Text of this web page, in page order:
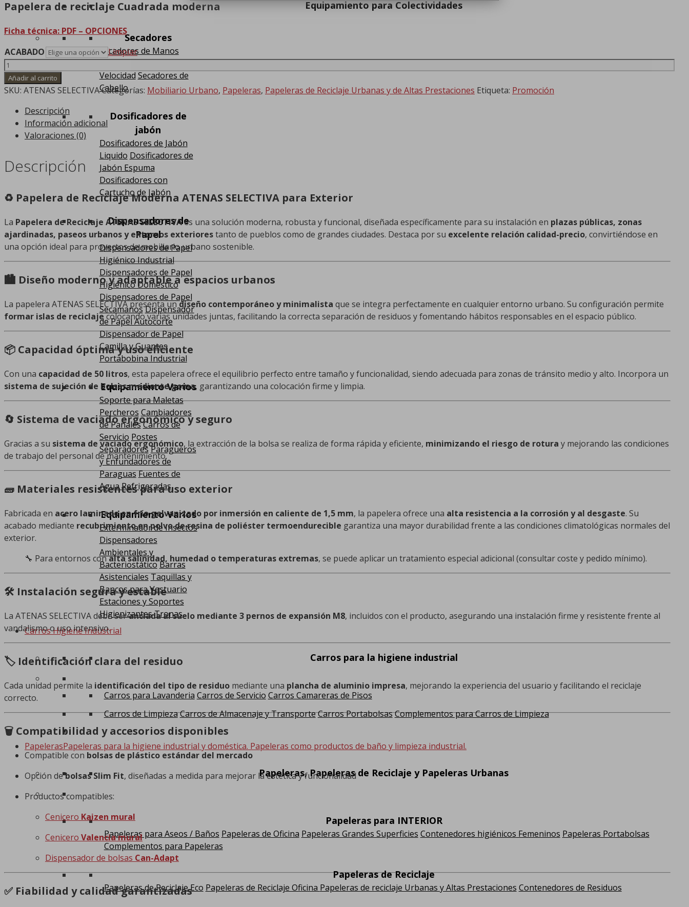
Equipamiento para Colectividades
Secadores
Secadores de Manos
Secadores de Manos Alta
Velocidad Secadores de
Cabello
Dosificadores de
jabón
Dosificadores de Jabón
Liquido Dosificadores de
Jabón Espuma
Dosificadores con
Cartucho de Jabón
Dispensadores de
Papel
Dispensadores de Papel
Higiénico Industrial
Dispensadores de Papel
Higiénico Doméstico
Dispensadores de Papel
Secamanos Dispensador
de Papel Autocorte
Dispensador de Papel
Camilla y Guantes
Portabobina Industrial
Equipamiento Varios
Soporte para Maletas
Percheros Cambiadores
de PañalesCarros de
Servicio Postes
Separadores Paragüeros
y Enfundadores de
ParaguasFuentes de
Agua Refrigeradas
Equipamiento Varios
Exterminador de Insectos
Dispensadores
Ambientales y
BacteriostáticoBarras
AsistencialesTaquillas y
Bancos para Vestuario
Estaciones y Soportes
HigienizantesTronas
Carros Higiene Industrial
Carros para la higiene industrial
Carros para Lavanderia Carros de Servicio Carros Camareras de Pisos
Carros de LimpiezaCarros de Almacenaje y TransporteCarros PortabolsasComplementos para Carros de Limpieza
PapelerasPapeleras para la higiene industrial y doméstica. Papeleras como productos de baño y limpieza industrial.
Papeleras, Papeleras de Reciclaje y Papeleras Urbanas
Papeleras para INTERIOR
Papeleras para Aseos / Baños Papeleras de Oficina Papeleras Grandes Superficies Contenedores higiénicos Femeninos Papeleras Portabolsas
Complementos para Papeleras
Papeleras de Reciclaje
Papeleras de Reciclaje Eco Papeleras de Reciclaje Oficina Papeleras de reciclaje Urbanas y Altas Prestaciones Contenedores de Residuos
Papelera de reciclaje Cuadrada moderna
Ficha técnica: PDF – OPCIONES
ACABADO
Limpiar
Papelera
de
Reciclaje
cantidad
Añadir al carrito
SKU: ATENAS SELECTIVACategorías: Mobiliario Urbano, Papeleras, Papeleras de Reciclaje Urbanas y de Altas Prestaciones Etiqueta: Promoción
Descripción
Información adicional
Valoraciones (0)
Descripción
♻️ Papelera de Reciclaje Moderna ATENAS SELECTIVA para Exterior
La Papelera de Reciclaje ATENAS SELECTIVAes una solución moderna, robusta y funcional, diseñada específicamente para su instalación en plazas públicas, zonas
ajardinadas, paseos urbanos y entornos exteriorestanto de pueblos como de grandes ciudades. Destaca por su excelente relación calidad-precio, convirtiéndose en
una opción ideal para proyectos de mobiliario urbano sostenible.
🏙️ Diseño moderno y adaptable a espacios urbanos
La papelera ATENAS SELECTIVA presenta undiseño contemporáneo y minimalista que se integra perfectamente en cualquier entorno urbano. Su configuración permite
formar islas de reciclajecolocando varias unidades juntas, facilitando la correcta separación de residuos y fomentando hábitos responsables en el espacio público.
📦 Capacidad óptima y uso eficiente
Con una capacidad de 50 litros, esta papelera ofrece el equilibrio perfecto entre tamaño y funcionalidad, siendo adecuada para zonas de tránsito medio y alto. Incorpora un
sistema de sujeción de bolsas mediante goma, garantizando una colocación firme y limpia.
🔄 Sistema de vaciado ergonómico y seguro
Gracias a su sistema de vaciado ergonómico, la extracción de la bolsa se realiza de forma rápida y eficiente, minimizando el riesgo de rotura y mejorando las condiciones
de trabajo del personal de mantenimiento.
🧱 Materiales resistentes para uso exterior
Fabricada en acero laminado en frío galvanizado por inmersión en caliente de 1,5 mm, la papelera ofrece una alta resistencia a la corrosión y al desgaste. Su
acabado mediante recubrimiento en polvo de resina de poliéster termoendurecible garantiza una mayor durabilidad frente a las condiciones climatológicas normales del
exterior.
🔧 Para entornos conalta salinidad, humedad o temperaturas extremas, se puede aplicar un tratamiento especial adicional (consultar coste y pedido mínimo).
🛠️ Instalación segura y estable
La ATENAS SELECTIVA debe seranclada al suelo mediante 3 pernos de expansión M8, incluidos con el producto, asegurando una instalación firme y resistente frente al
vandalismo o uso intensivo.
🏷️ Identificación clara del residuo
Cada unidad permite la identificación del tipo de residuo mediante una plancha de aluminio impresa, mejorando la experiencia del usuario y facilitando el reciclaje
correcto.
🗑️ Compatibilidad y accesorios disponibles
Compatible con bolsas de plástico estándar del mercado
Opción debolsas Slim Fit, diseñadas a medida para mejorar la estética y funcionalidad
Productos compatibles:
Cenicero Kaizen mural
Cenicero Valencia mural
Dispensador de bolsas Can-Adapt
✅ Fiabilidad y calidad garantizadas